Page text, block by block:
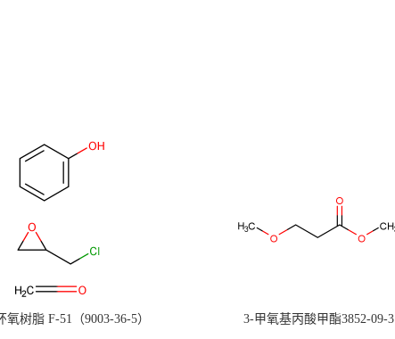
氧树脂 F-51（9003-36-5） 3-甲氧基丙酸甲酯3852-09-3